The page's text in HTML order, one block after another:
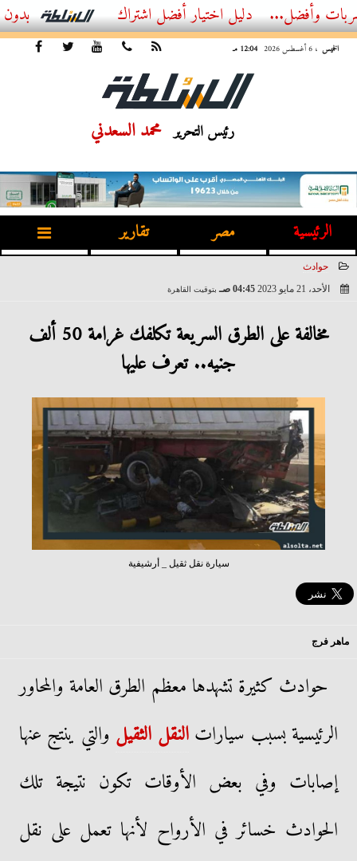
أفضل اشتراك IPTV بدون تقطيع 2026 – دليل المشاهد العصري
الخميس ، 6 أغسطس 2026 12:04 مـ
رئيس التحرير محمد السعدني
الرئيسية مصر تقارير
حوادث
الأحد، 21 مايو 2023
04:45 صـ بتوقيت القاهرة
مخالفة على الطرق السريعة تكلفك غرامة 50 ألف
جنيه.. تعرف عليها
سيارة نقل ثقيل _ أرشيفية
ماهر فرج
حوادث كثيرة تشهدها معظم الطرق العامة والمحاور
الرئيسية بسبب سياراتالنقل الثقيل والتي ينتج عنها
إصابات وفي بعض الأوقات تكون نتيجة تلك
الحوادث خسائر في الأرواح لأنها تعمل على نقل